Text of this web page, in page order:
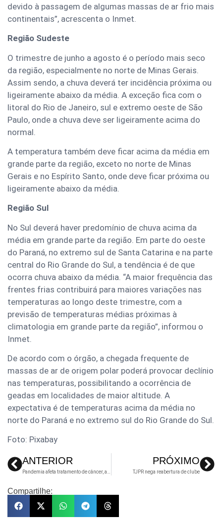
devido à passagem de algumas massas de ar frio mais
continentais”, acrescenta o Inmet.
Região Sudeste
O trimestre de junho a agosto é o período mais seco
da região, especialmente no norte de Minas Gerais.
Assim sendo, a chuva deverá ter incidência próxima ou
ligeiramente abaixo da média. A exceção fica com o
litoral do Rio de Janeiro, sul e extremo oeste de São
Paulo, onde a chuva deve ser ligeiramente acima do
normal.
A temperatura também deve ficar acima da média em
grande parte da região, exceto no norte de Minas
Gerais e no Espírito Santo, onde deve ficar próxima ou
ligeiramente abaixo da média.
Região Sul
No Sul deverá haver predomínio de chuva acima da
média em grande parte da região. Em parte do oeste
do Paraná, no extremo sul de Santa Catarina e na parte
central do Rio Grande do Sul, a tendência é de que
ocorra chuva abaixo da média. “A maior frequência das
frentes frias contribuirá para maiores variações nas
temperaturas ao longo deste trimestre, com a
previsão de temperaturas médias próximas à
climatologia em grande parte da região”, informou o
Inmet.
De acordo com o órgão, a chegada frequente de
massas de ar de origem polar poderá provocar declínio
nas temperaturas, possibilitando a ocorrência de
geadas em localidades de maior altitude. A
expectativa é de temperaturas acima da média no
norte do Paraná e no extremo sul do Rio Grande do Sul.
Foto: Pixabay
ANTERIOR PRÓXIMO
TJPR nega reabertura de clube
Compartilhe: